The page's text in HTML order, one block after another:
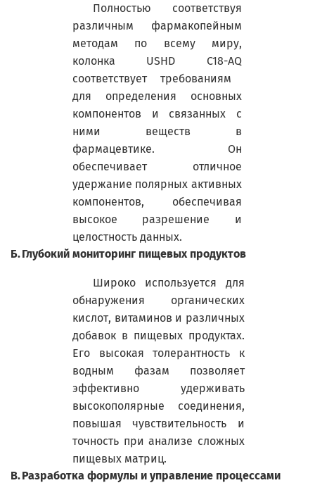
Полностью соответствуя
различным фармакопейным
методам по всему миру,
колонка USHD C18-AQ
соответствует требованиям
для определения основных
компонентов и связанных с
ними веществ в
фармацевтике. Он
обеспечивает отличное
удержание полярных активных
компонентов, обеспечивая
высокое разрешение и
целостность данных.
Б.Глубокий мониторинг пищевых продуктов
Широко используется для
обнаружения органических
кислот, витаминов и различных
добавок в пищевых продуктах.
Его высокая толерантность к
водным фазам позволяет
эффективно удерживать
высокополярные соединения,
повышая чувствительность и
точность при анализе сложных
пищевых матриц.
В.Разработка формулы и управление процессами